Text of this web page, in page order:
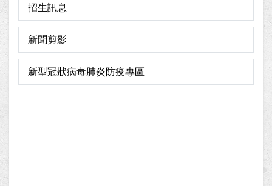
招生訊息
新聞剪影
新型冠狀病毒肺炎防疫專區